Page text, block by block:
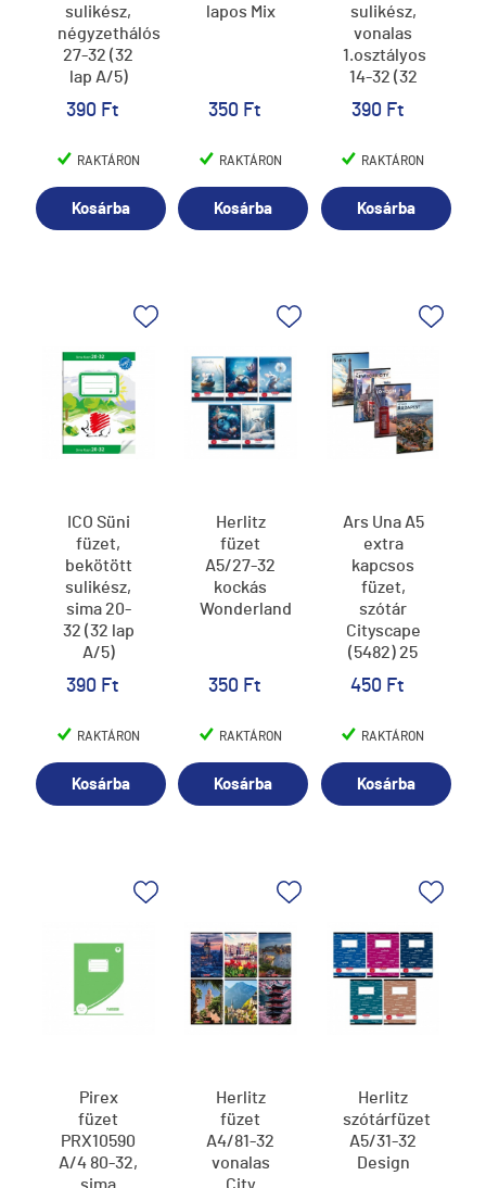
sulikész,
négyzethálós
27-32 (32
lap A/5)
390 Ft
RAKTÁRON
Kosárba
lapos Mix
350 Ft
RAKTÁRON
Kosárba
sulikész,
vonalas
1.osztályos
14-32 (32
lap A/5)
390 Ft
RAKTÁRON
Kosárba
ICO Süni
füzet,
bekötött
sulikész,
sima 20-
32 (32 lap
A/5)
390 Ft
RAKTÁRON
Kosárba
Herlitz
füzet
A5/27-32
kockás
Wonderland
350 Ft
RAKTÁRON
Kosárba
Ars Una A5
extra
kapcsos
füzet,
szótár
Cityscape
(5482) 25
450 Ft
RAKTÁRON
Kosárba
Pirex
füzet
PRX10590
A/4 80-32,
Herlitz
füzet
A4/81-32
vonalas
Herlitz
szótárfüzet
A5/31-32
Design